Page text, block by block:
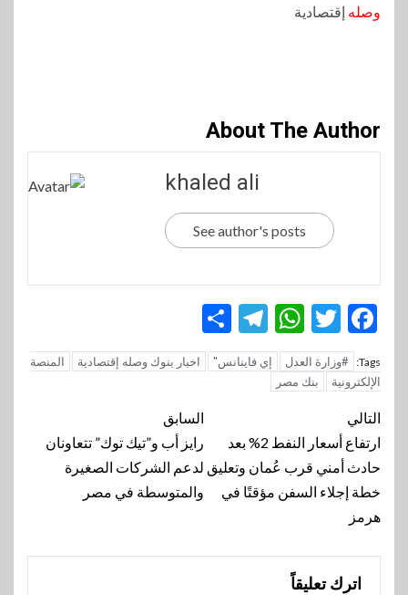
وصله إقتصادية
About The Author
khaled ali
See author's posts
Facebook
Twitter
WhatsApp
Telegram
Tags: #وزارة العدل إي فاينانس" اخبار بنوك وصله إقتصادية
المنصة
الإلكترونية
بنك مصر
تنقل
المقالة
السابق
رايز أب و”تيك توك” تتعاونان
لدعم الشركات الصغيرة
والمتوسطة في مصر
التالي
ارتفاع أسعار النفط 2% بعد
حادث أمني قرب عُمان وتعليق
خطة إجلاء السفن مؤقتًا في
هرمز
اترك تعليقاً